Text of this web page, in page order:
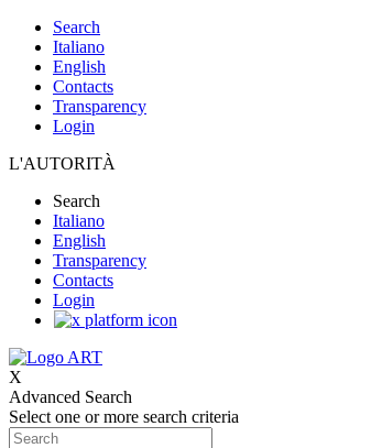
Search
Italiano
English
Contacts
Transparency
Login
L'AUTORITÀ
Search
Italiano
English
Transparency
Contacts
Login
X
Advanced Search
Select one or more search criteria